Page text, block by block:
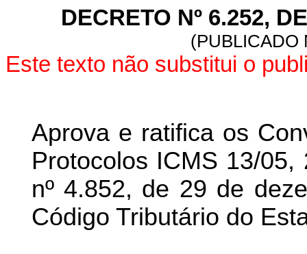
DECRETO Nº 6.252,
(PUBLICADO
Este texto não substitui o
Aprova e ratifica os
Protocolos ICMS 13/
nº 4.852, de 29 de
Código Tributário do